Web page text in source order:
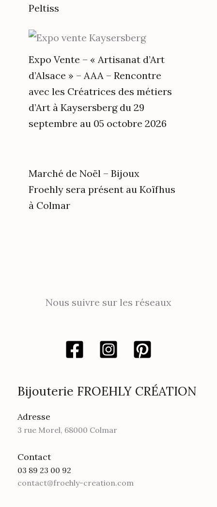
Peltiss
Expo Vente – « Artisanat d’Art
d’Alsace » – AAA – Rencontre
avec les Créatrices des métiers
d’Art à Kaysersberg du 29
septembre au 05 octobre 2026
Marché de Noël – Bijoux
Froehly sera présent au Koïfhus
à Colmar
Nous suivre sur les réseaux
Bijouterie FROEHLY CRÉATION
Adresse
3 rue Morel, 68000 Colmar
Contact
03 89 23 00 92
contact@froehly-creation.com